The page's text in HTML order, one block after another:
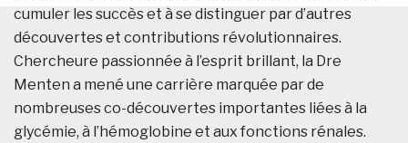
cumuler les succès et à se distinguer par d’autres
découvertes et contributions révolutionnaires.
Chercheure passionnée à l’esprit brillant, la Dre
Menten a mené une carrière marquée par de
nombreuses co-découvertes importantes liées à la
glycémie, à l’hémoglobine et aux fonctions rénales.